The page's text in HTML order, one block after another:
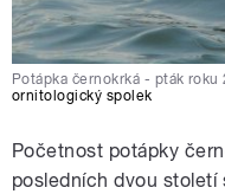
Potápka černokrká - pták roku
ornitologický spolek
Početnost potápky
posledních dvou století